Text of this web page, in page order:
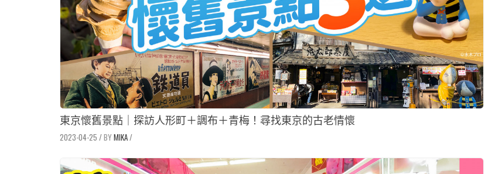
東京懷舊景點｜探訪人形町＋調布＋青梅！尋找東京的古老情懷
2023-04-25 / MIKA/